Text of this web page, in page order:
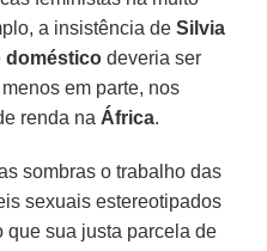
a insistência deSilvia
doméstico deveria ser
em parte, nos
renda na África.
sombras o trabalho das
sexuais estereotipados
que sua justa parcela de